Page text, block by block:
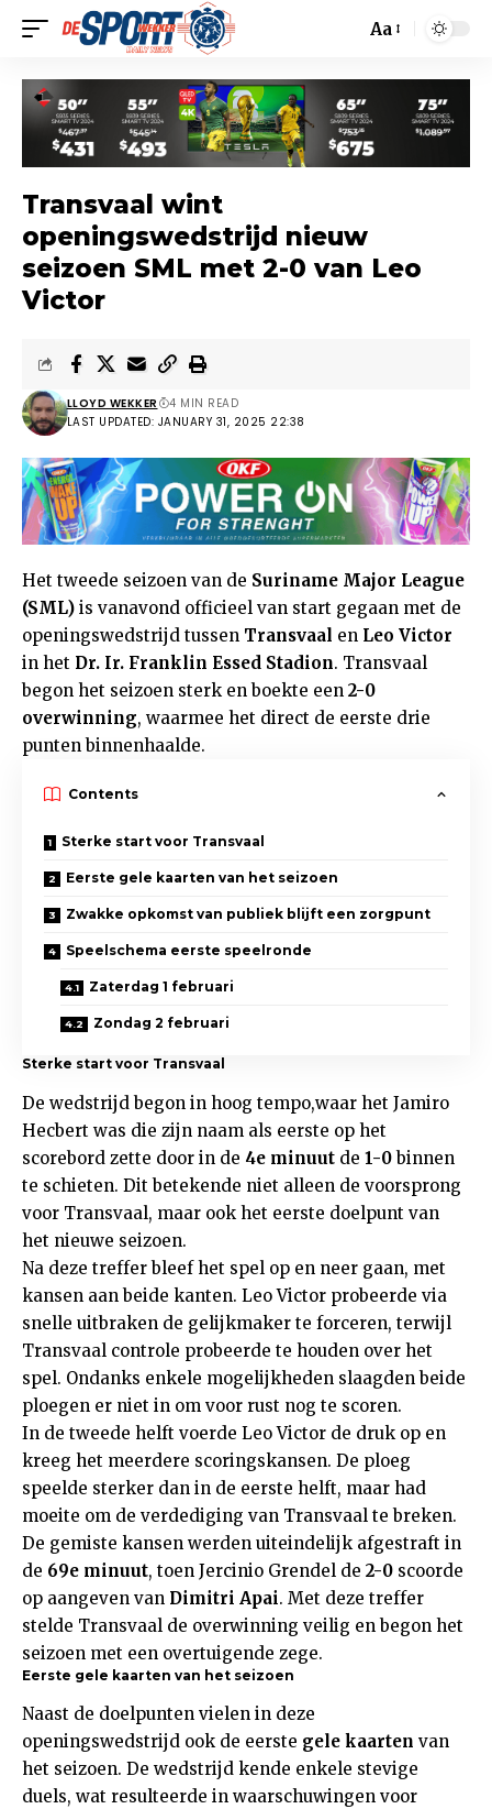
Aa
Transvaal wint
openingswedstrijd nieuw
seizoen SML met 2-0 van Leo
Victor
LAST UPDATED: JANUARY 31, 2025 22:38
LLOYD WEKKER 4 MIN READ
Het tweede seizoen van de Suriname Major League
(SML) is vanavond officieel van start gegaan met de
openingswedstrijd tussen Transvaal en Leo Victor
in het Dr. Ir. Franklin Essed Stadion. Transvaal
begon het seizoen sterk en boekte een 2-0
overwinning, waarmee het direct de eerste drie
punten binnenhaalde.
Contents
Sterke start voor Transvaal
Eerste gele kaarten van het seizoen
Zwakke opkomst van publiek blijft een zorgpunt
Speelschema eerste speelronde
Zaterdag 1 februari
Zondag 2 februari
Sterke start voor Transvaal
De wedstrijd begon in hoog tempo,waar het Jamiro
Hecbert was die zijn naam als eerste op het
scorebord zette door in de 4e minuut de 1-0binnen
te schieten. Dit betekende niet alleen de voorsprong
voor Transvaal, maar ook het eerste doelpunt van
het nieuwe seizoen.
Na deze treffer bleef het spel op en neer gaan, met
kansen aan beide kanten. Leo Victor probeerde via
snelle uitbraken de gelijkmaker te forceren, terwijl
Transvaal controle probeerde te houden over het
spel. Ondanks enkele mogelijkheden slaagden beide
ploegen er niet in om voor rust nog te scoren.
In de tweede helft voerde Leo Victor de druk op en
kreeg het meerdere scoringskansen. De ploeg
speelde sterker dan in de eerste helft, maar had
moeite om de verdediging van Transvaal te breken.
De gemiste kansen werden uiteindelijk afgestraft in
de 69e minuut, toen Jercinio Grendel de 2-0 scoorde
op aangeven van Dimitri Apai. Met deze treffer
stelde Transvaal de overwinning veilig en begon het
seizoen met een overtuigende zege.
Eerste gele kaarten van het seizoen
Naast de doelpunten vielen in deze
openingswedstrijd ook de eerste gele kaarten van
het seizoen. De wedstrijd kende enkele stevige
duels, wat resulteerde in waarschuwingen voor